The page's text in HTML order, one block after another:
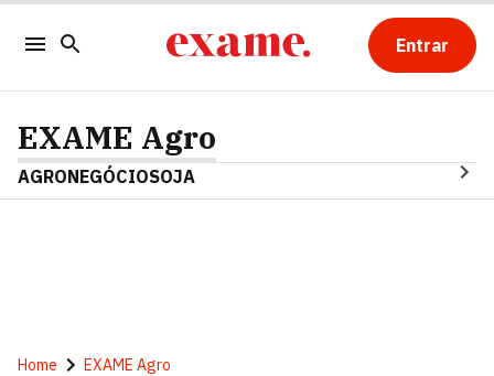
Entrar
EXAME Agro
AGRONEGÓCIOSOJA
Home EXAME Agro